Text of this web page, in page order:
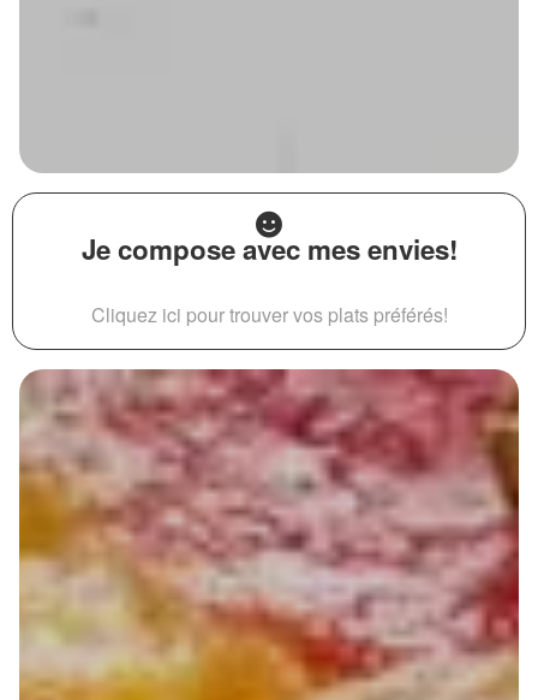
Je compose avec mes envies!
Cliquez ici pour trouver vos plats préférés!